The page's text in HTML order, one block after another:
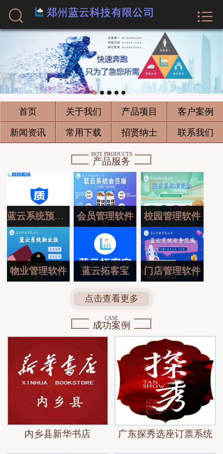

关于我们
产品项目
客户案例
新闻资讯
常用下载
联系我们


首页 关于我们 产品项目 客户案例
新闻资讯 常用下载 招贤纳士 联系我们
HOT PRODUCTS
产品服务
蓝云系统预约版 会员管理软件 校园管理软件
物业管理软件 蓝云拓客宝 门店管理软件
点击查看更多
CASE
成功案例
内乡县新华书店 广东探秀选座订票系统